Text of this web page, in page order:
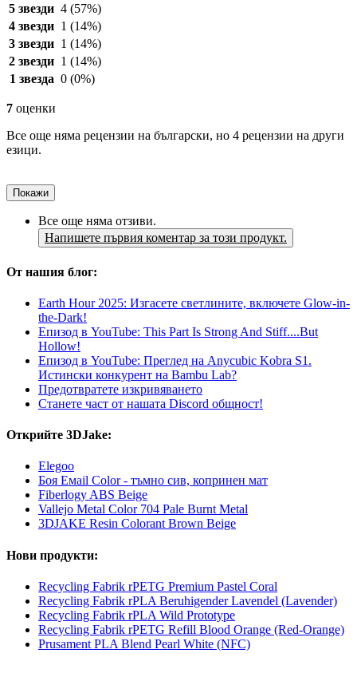
5 звезди 4 (57%)
4 звезди 1 (14%)
3 звезди 1 (14%)
2 звезди 1 (14%)
1 звезда 0 (0%)
7 оценки
Все още няма рецензии на български, но 4 рецензии на други
езици.
Покажи
Все още няма отзиви.
Напишете първия коментар за този продукт.
От нашия блог:
Earth Hour 2025: Изгасете светлините, включете Glow-in-
the-Dark!
Епизод в YouTube: This Part Is Strong And Stiff....But
Hollow!
Епизод в YouTube: Преглед на Anycubic Kobra S1.
Истински конкурент на Bambu Lab?
Предотвратете изкривяването
Станете част от нашата Discord общност!
Открийте 3DJake:
Elegoo
Боя Емаil Color - тъмно сив, копринен мат
Fiberlogy ABS Beige
Vallejo Metal Color 704 Pale Burnt Metal
3DJAKE Resin Colorant Brown Beige
Нови продукти:
Recycling Fabrik rPETG Premium Pastel Coral
Recycling Fabrik rPLA Beruhigender Lavendel (Lavender)
Recycling Fabrik rPLA Wild Prototype
Recycling Fabrik rPETG Refill Blood Orange (Red-Orange)
Prusament PLA Blend Pearl White (NFC)